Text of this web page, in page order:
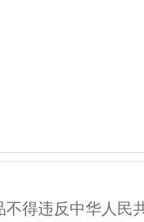
得违反中华人民